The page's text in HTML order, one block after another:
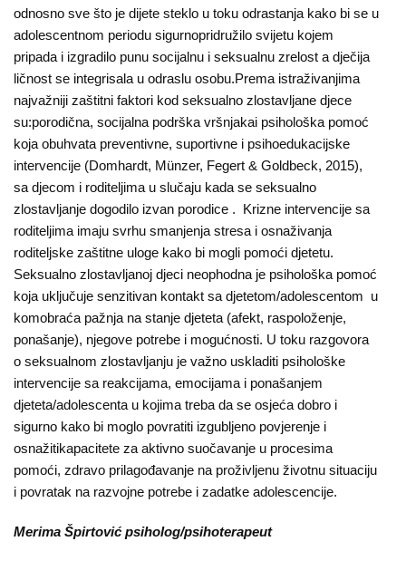
odnosno sve što je dijete steklo u toku odrastanja kako bi se u
adolescentnom periodu sigurnopridružilo svijetu kojem
pripada i izgradilo punu socijalnu i seksualnu zrelost a dječija
ličnost se integrisala u odraslu osobu.Prema istraživanjima
najvažniji zaštitni faktori kod seksualno zlostavljane djece
su:porodična, socijalna podrška vršnjakai psihološka pomoć
koja obuhvata preventivne, suportivne i psihoedukacijske
intervencije (Domhardt, Münzer, Fegert & Goldbeck, 2015),
sa djecom i roditeljima u slučaju kada se seksualno
zlostavljanje dogodilo izvan porodice . Krizne intervencije sa
roditeljima imaju svrhu smanjenja stresa i osnaživanja
roditeljske zaštitne uloge kako bi mogli pomoći djetetu.
Seksualno zlostavljanoj djeci neophodna je psihološka pomoć
koja uključuje senzitivan kontakt sa djetetom/adolescentom u
komobraća pažnja na stanje djeteta (afekt, raspoloženje,
ponašanje), njegove potrebe i mogućnosti. U toku razgovora
o seksualnom zlostavljanju je važno uskladiti psihološke
intervencije sa reakcijama, emocijama i ponašanjem
djeteta/adolescenta u kojima treba da se osjeća dobro i
sigurno kako bi moglo povratiti izgubljeno povjerenje i
osnažitikapacitete za aktivno suočavanje u procesima
pomoći, zdravo prilagođavanje na proživljenu životnu situaciju
i povratak na razvojne potrebe i zadatke adolescencije.
Merima Špirtović psiholog/psihoterapeut